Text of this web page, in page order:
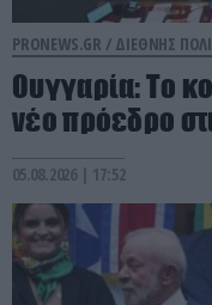
PRONEWS.GR / ΔΙΕΘΝΗΣ
Ουγγαρία: Το
νέο πρόεδρο
05.08.2026 | 17:52